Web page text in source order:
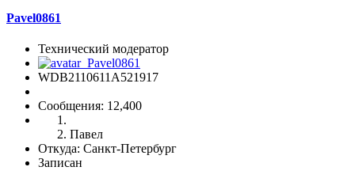
Pavel0861
Технический модератор
WDB2110611A521917
Сообщения: 12,400
Павел
Откуда: Санкт-Петербург
Записан